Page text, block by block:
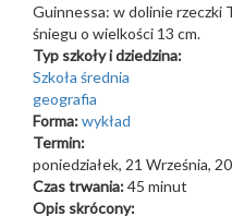
Guinnessa: w dolinie rzeczki
śniegu o wielkości 13 cm.
Typ szkoły i dziedzina:
Szkoła średnia
geografia
Forma:wykład
Termin:
poniedziałek, 21 Września,
Czas trwania:45 minut
Opis skrócony: